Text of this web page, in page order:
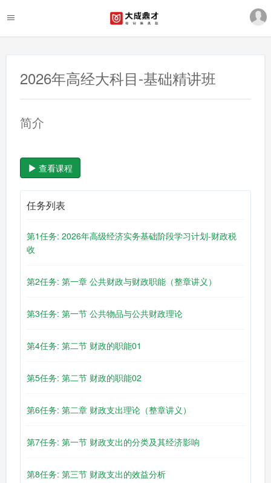
2026年高经大科目-基础精讲班
简介
查看课程
任务列表
第1任务: 2026年高级经济实务基础阶段学习计划-财政税
收
第2任务: 第一章 公共财政与财政职能（整章讲义）
第3任务: 第一节 公共物品与公共财政理论
第4任务: 第二节 财政的职能01
第5任务: 第二节 财政的职能02
第6任务: 第二章 财政支出理论（整章讲义）
第7任务: 第一节 财政支出的分类及其经济影响
第8任务: 第三节 财政支出的效益分析